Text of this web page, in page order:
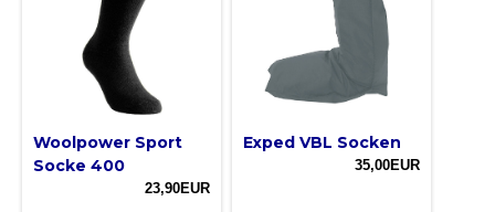
Woolpower Sport
Socke 400
23,90EUR
Exped VBL Socken
35,00EUR